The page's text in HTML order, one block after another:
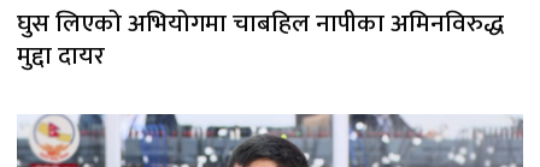
घुस लिएको अभियोगमा चाबहिल नापीका अमिनविरुद्ध
मुद्दा दायर